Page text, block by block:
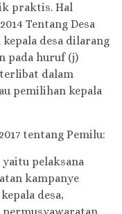
praktis. Hal
Tentang Desa
desa dilarang
pada huruf (j)
dalam
pemilihan kepala
tentang Pemilu:
yaitu pelaksana
kampanye
desa,